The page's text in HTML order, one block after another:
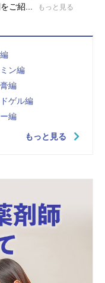
ご紹...
もっと見る
ン編
編
ゲル編
編
もっと見る